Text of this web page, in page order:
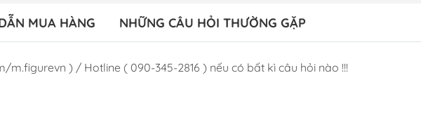
MUA HÀNG NHỮNG CÂU HỎI THƯỜNG GẶP
m.figurevn ) / Hotline ( 090-345-2816 ) nếu có bất kì câu hỏi nào !!!